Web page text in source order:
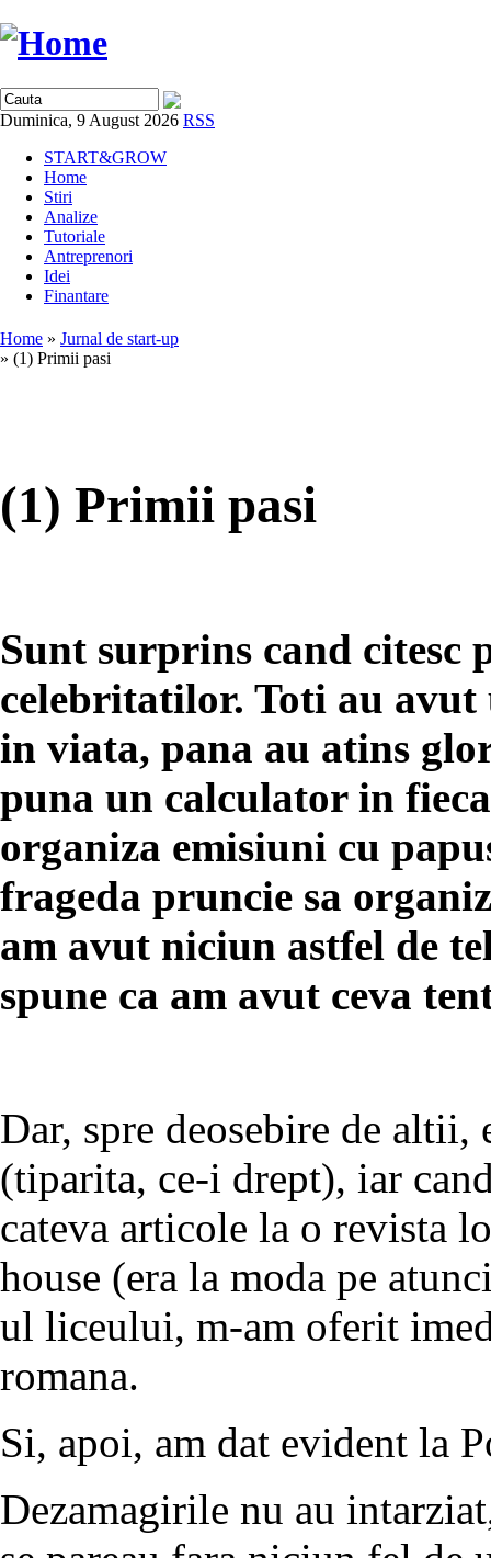
Duminica, 9 August 2026 RSS
START&GROW
Home
Stiri
Analize
Tutoriale
Antreprenori
Idei
Finantare
Home » Jurnal de start-up
» (1) Primii pasi
(1) Primii pasi
Sunt surprins cand citesc
celebritatilor. Toti au
in viata, pana au atins
puna un calculator in
organiza emisiuni cu
frageda pruncie sa
am avut niciun astfel de
spune ca am avut ceva
Dar, spre deosebire de altii,
(tiparita, ce-i drept), iar
cateva articole la o revista
house (era la moda pe
ul liceului, m-am oferit
romana.
Si, apoi, am dat evident la
Dezamagirile nu au